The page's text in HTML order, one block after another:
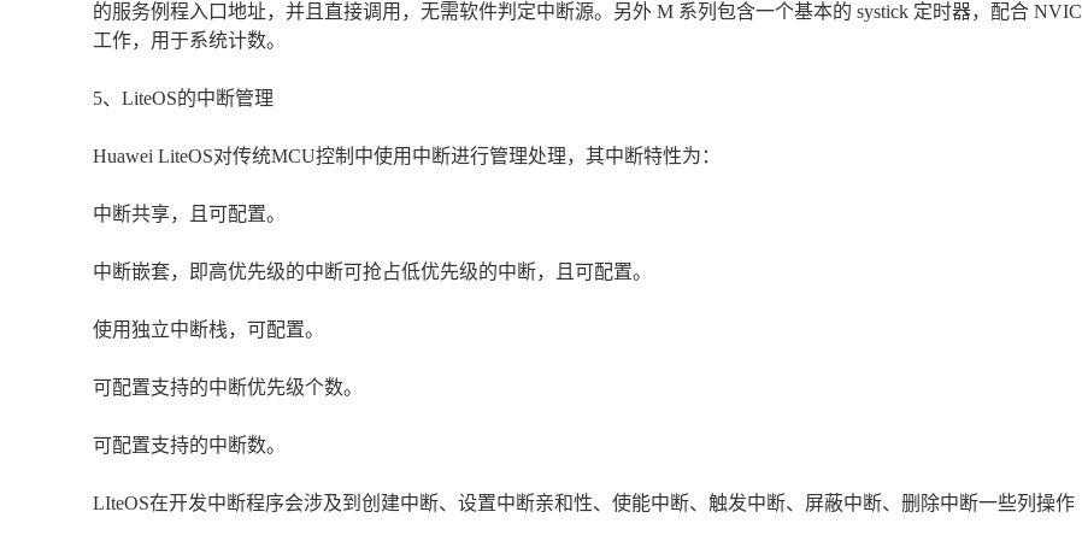
的服务例程入口地址，并且直接调用，无需软件判定中断源。另外 M 系列包含一个基本的 systick 定时器，配合 NVIC
工作，用于系统计数。
5、LiteOS的中断管理
Huawei LiteOS对传统MCU控制中使用中断进行管理处理，其中断特性为：
中断共享，且可配置。
中断嵌套，即高优先级的中断可抢占低优先级的中断，且可配置。
使用独立中断栈，可配置。
可配置支持的中断优先级个数。
可配置支持的中断数。
LIteOS在开发中断程序会涉及到创建中断、设置中断亲和性、使能中断、触发中断、屏蔽中断、删除中断一些列操作